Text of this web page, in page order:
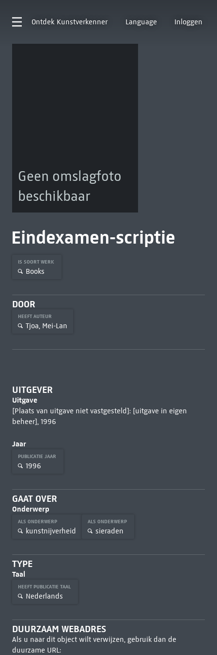
Ontdek Kunstverkenner Language Inloggen
Geen omslagfoto
beschikbaar
Eindexamen-scriptie
IS SOORT WERK
Books
DOOR
HEEFT AUTEUR
Tjoa, Mei-Lan
UITGEVER
Uitgave
[Plaats van uitgave niet vastgesteld]: [uitgave in eigen
beheer], 1996
Jaar
PUBLICATIE JAAR
1996
GAAT OVER
Onderwerp
ALS ONDERWERP
kunstnijverheid
ALS ONDERWERP
sieraden
TYPE
Taal
HEEFT PUBLICATIE TAAL
Nederlands
DUURZAAM WEBADRES
Als u naar dit object wilt verwijzen, gebruik dan de
duurzame URL: